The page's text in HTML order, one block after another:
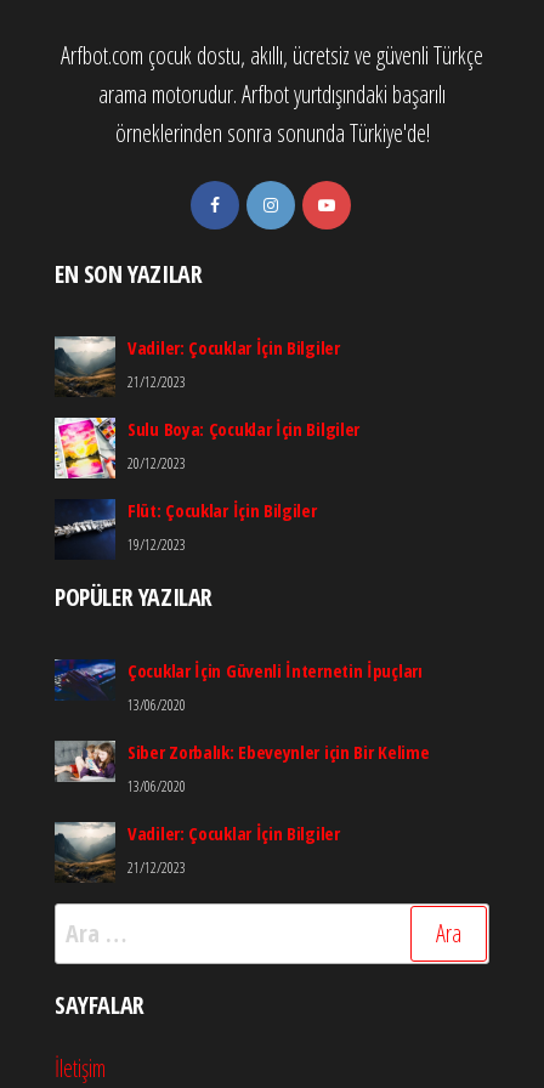
Arfbot.com çocuk dostu, akıllı, ücretsiz ve güvenli Türkçe
arama motorudur. Arfbot yurtdışındaki başarılı
örneklerinden sonra sonunda Türkiye'de!
EN SON YAZILAR
Vadiler: Çocuklar İçin Bilgiler
21/12/2023
Sulu Boya: Çocuklar İçin Bilgiler
20/12/2023
Flüt: Çocuklar İçin Bilgiler
19/12/2023
POPÜLER YAZILAR
Çocuklar İçin Güvenli İnternetin İpuçları
13/06/2020
Siber Zorbalık: Ebeveynler için Bir Kelime
13/06/2020
Vadiler: Çocuklar İçin Bilgiler
21/12/2023
Arama:
SAYFALAR
İletişim